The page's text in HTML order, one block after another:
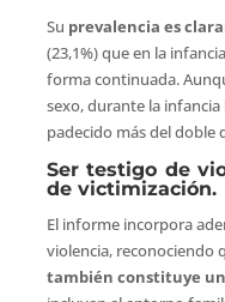
Su prevalencia es
(23,1%) que en la
forma continuada.
sexo, durante la
padecido más del doble
Ser testigo de
de victimización.
El informe incorpora
violencia, reconociendo
también constituye